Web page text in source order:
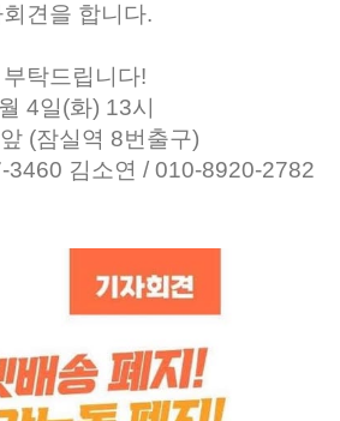
견을 합니다.
탁드립니다!
4일(화) 13시
(잠실역 8번출구)
3460 김소연 / 010-8920-2782